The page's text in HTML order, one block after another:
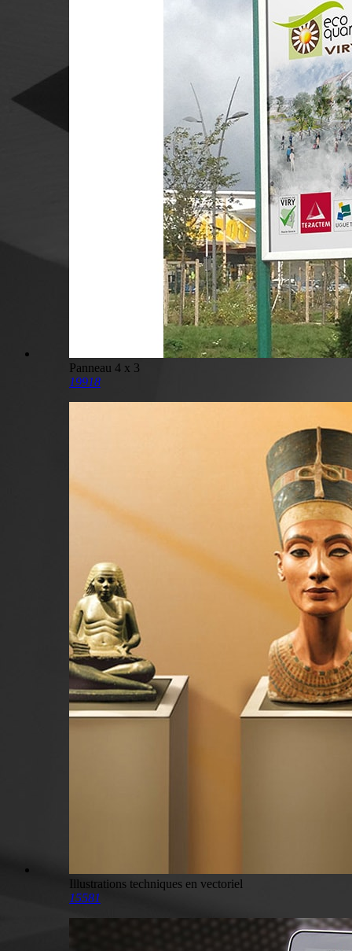
Panneau 4 x 3
19918
Illustrations techniques en vectoriel
15581